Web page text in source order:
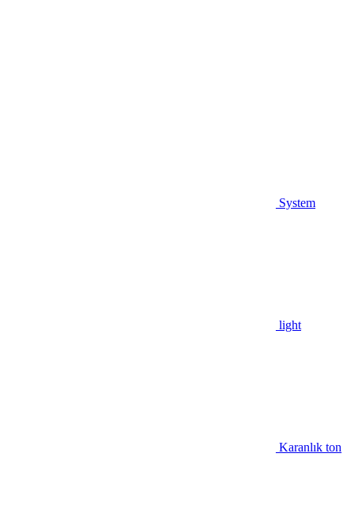
System
light
Karanlık ton